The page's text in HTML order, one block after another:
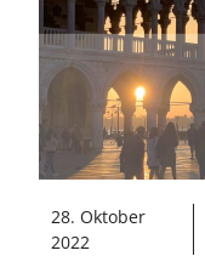
28. Oktober
2022